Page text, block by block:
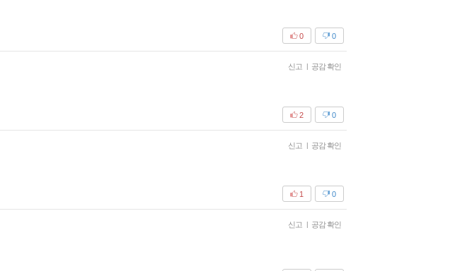
0
0
신고 | 공감 확인
0
2
신고 | 공감 확인
0
1
신고 | 공감 확인